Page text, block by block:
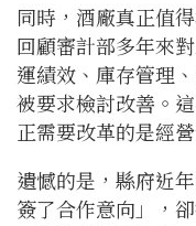
同時，酒廠真正值
回顧審計部多年來
運績效、庫存管理
被要求檢討改善。
正需要改革的是經
遺憾的是，縣府近
簽了合作意向」，